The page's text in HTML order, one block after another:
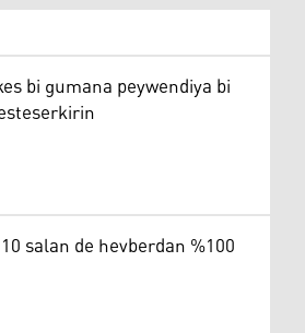
bi gumana peywendiya bi
salan de hevberdan %100